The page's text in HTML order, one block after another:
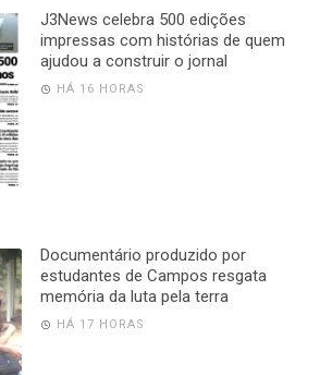
J3News celebra 500 edições
impressas com histórias de quem
ajudou a construir o jornal
HÁ 16 HORAS
Documentário produzido por
estudantes de Campos resgata
memória da luta pela terra
HÁ 17 HORAS